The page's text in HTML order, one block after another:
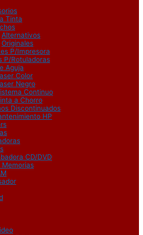
Tinta
Alternativos
Originales
P/Impresora
P/Rotuladoras
Aguja
Color
Negro
Continuo
a Chorro
Discontinuados
HP
CD/DVD